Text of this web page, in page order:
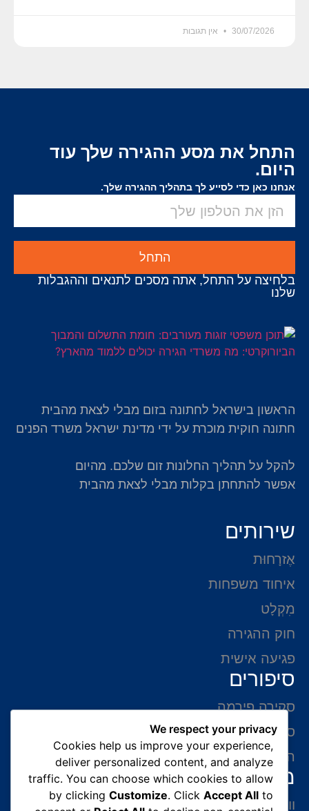
30/07/2026 אין תגובות
התחל את מסע ההגירה שלך עוד
היום.
אנחנו כאן כדי לסייע לך בתהליך ההגירה שלך.
התחל
בלחיצה על התחל, אתה מסכים לתנאים וההגבלות
שלנו
הראשון בישראל לחתונה בזום מבלי לצאת מהבית
חתונה חוקית מוכרת על ידי מדינת ישראל משרד הפנים
להקל על תהליך החלונות זום שלכם. מהיום
אפשר להתחתן בקלות מבלי לצאת מהבית
שירותים
אֶזרָחוּת
איחוד משפחות
מִקְלָט
חוק ההגירה
פגיעה אישית
סיפורים
סקירה פירמה
סיפורי הצלחה
המלצות של לקוחות
מידע ליצירת קשר
ווצאפ 054-765-0002
We respect your privacy
Cookies help us improve your experience,
deliver personalized content, and analyze
traffic. You can choose which cookies to allow
by clickingCustomize. ClickAccept All to